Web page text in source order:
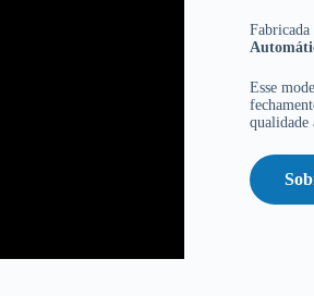
Fabricada
Esse
qualidade